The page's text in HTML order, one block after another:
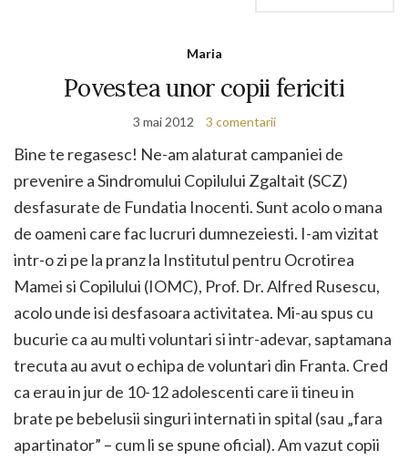
Maria
Povestea unor copii fericiti
3 mai 2012 3 comentarii
Bine te regasesc! Ne-am alaturat campaniei de
prevenire a Sindromului Copilului Zgaltait (SCZ)
desfasurate de Fundatia Inocenti. Sunt acolo o mana
de oameni care fac lucruri dumnezeiesti. I-am vizitat
intr-o zi pe la pranz la Institutul pentru Ocrotirea
Mamei si Copilului (IOMC), Prof. Dr. Alfred Rusescu,
acolo unde isi desfasoara activitatea. Mi-au spus cu
bucurie ca au multi voluntari si intr-adevar, saptamana
trecuta au avut o echipa de voluntari din Franta. Cred
ca erau in jur de 10-12 adolescenti care ii tineu in
brate pe bebelusii singuri internati in spital (sau „fara
apartinator” – cum li se spune oficial). Am vazut copii